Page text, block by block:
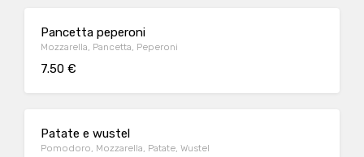
Pancetta peperoni
Mozzarella, Pancetta, Peperoni
7.50 €
Patate e wustel
Pomodoro, Mozzarella, Patate, Wustel